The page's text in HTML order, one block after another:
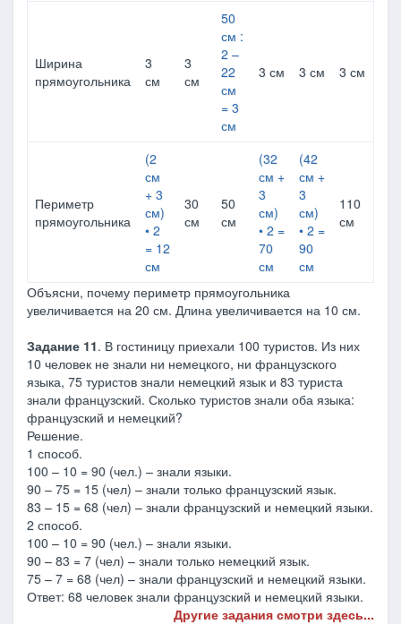
Ширина
прямоугольника
3
см
3
см
50
см :
2 –
22
см
= 3
см
3 см 3 см 3 см
Периметр
прямоугольника
(2
см
+ 3
см)
• 2
= 12
см
30
см
50
см
(32
см +
3
см)
• 2 =
70
см
(42
см +
3
см)
• 2 =
90
см
110
см
Объясни, почему периметр прямоугольника
увеличивается на 20 см. Длина увеличивается на 10 см.
Задание 11. В гостиницу приехали 100 туристов. Из них
10 человек не знали ни немецкого, ни французского
языка, 75 туристов знали немецкий язык и 83 туриста
знали французский. Сколько туристов знали оба языка:
французский и немецкий?
Решение.
1 способ.
100 – 10 = 90 (чел.) – знали языки.
90 – 75 = 15 (чел) – знали только французский язык.
83 – 15 = 68 (чел) – знали французский и немецкий языки.
2 способ.
100 – 10 = 90 (чел.) – знали языки.
90 – 83 = 7 (чел) – знали только немецкий язык.
75 – 7 = 68 (чел) – знали французский и немецкий языки.
Ответ: 68 человек знали французский и немецкий языки.
Другие задания смотри здесь...